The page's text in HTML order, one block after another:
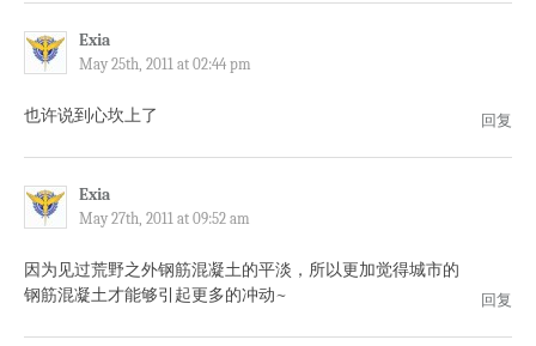
Exia
May 25th, 2011 at 02:44 pm
也许说到心坎上了 回复
Exia
May 27th, 2011 at 09:52 am
因为见过荒野之外钢筋混凝土的平淡，所以更加觉得城市的
钢筋混凝土才能够引起更多的冲动~
回复